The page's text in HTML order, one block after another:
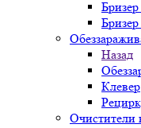
Бризер
Назад
Клевер
Очистители